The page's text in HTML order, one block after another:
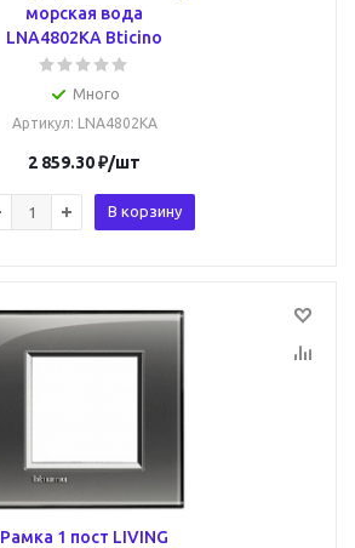
морская вода
LNA4802KA Bticino
Много
Артикул: LNA4802KA
2 859.30₽/шт
В корзину
Рамка 1 пост LIVING